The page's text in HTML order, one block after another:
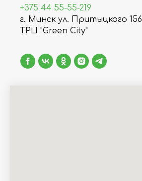
+375 44 55-55-219
г. Минск ул. Притыцкого 156
ТРЦ "Green City"